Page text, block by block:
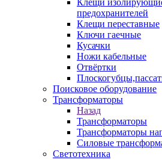
Клещи
предохранителей
Клещи переставные
Ключи гаечные
Кусачки
Ножи кабельные
Отвёртки
Поисковое оборудование
Трансформаторы
Назад
Трансформаторы
Трансформаторы
Силовые
Светотехника